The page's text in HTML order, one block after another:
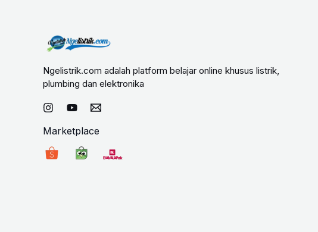
Ngelistrik.com adalah platform belajar online khusus listrik,
plumbing dan elektronika
Marketplace